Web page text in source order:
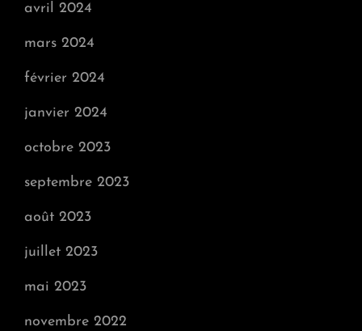
avril 2024
mars 2024
février 2024
janvier 2024
octobre 2023
septembre 2023
août 2023
juillet 2023
mai 2023
novembre 2022